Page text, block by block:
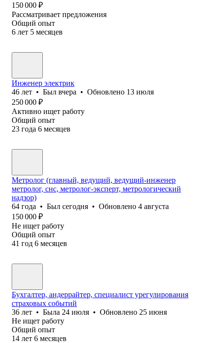
150 000 ₽
Рассматривает предложения
Общий опыт
6 лет 5 месяцев
Инженер электрик
46 лет • Был вчера • Обновлено 13 июля
250 000 ₽
Активно ищет работу
Общий опыт
23 года 6 месяцев
Метролог (главный, ведущий, ведущий-инженер
метролог, снс, метролог-эксперт, метрологический
надзор)
64 года • Был сегодня • Обновлено 4 августа
150 000 ₽
Не ищет работу
Общий опыт
41 год 6 месяцев
Бухгалтер, андеррайтер, специалист урегулирования
страховых событий
36 лет • Была 24 июля • Обновлено 25 июня
Не ищет работу
Общий опыт
14 лет 6 месяцев